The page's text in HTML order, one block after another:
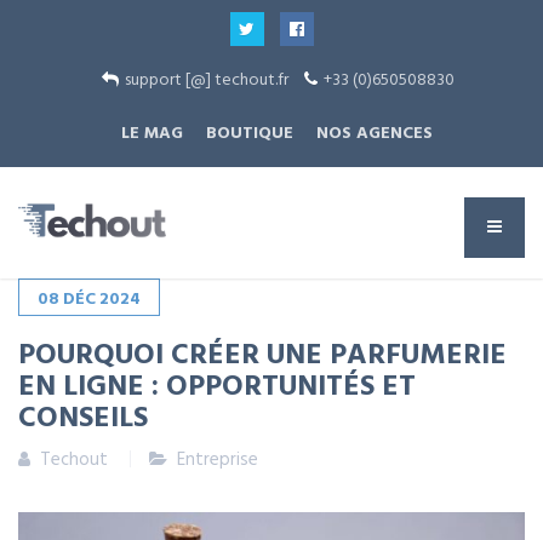
support [@] techout.fr
+33 (0)650508830
LE MAG
BOUTIQUE NOS AGENCES
08 DÉC2024
POURQUOI CRÉER UNE PARFUMERIE
EN LIGNE : OPPORTUNITÉS ET
CONSEILS
Techout Entreprise